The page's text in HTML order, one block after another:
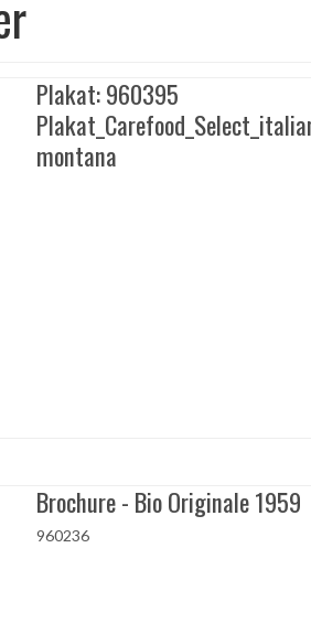
Plakat: 960395
montana
Brochure - Bio Originale 1959
960236